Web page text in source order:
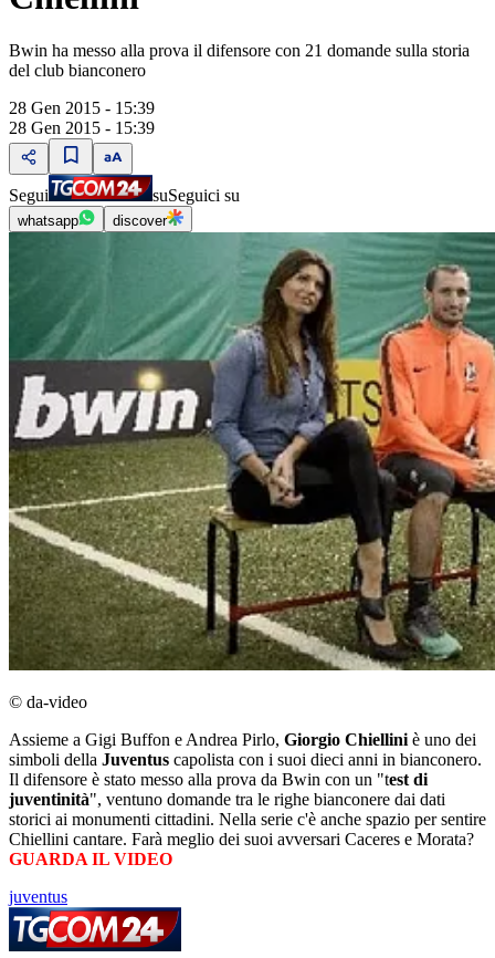
Bwin ha messo alla prova il difensore con 21 domande sulla storia
del club bianconero
28 Gen 2015 - 15:39
28 Gen 2015 - 15:39
Segui suSeguici su
whatsapp discover
© da-video
Assieme a Gigi Buffon e Andrea Pirlo, Giorgio Chiellini è uno dei
simboli della Juventus capolista con i suoi dieci anni in bianconero.
Il difensore è stato messo alla prova da Bwin con un "test di
juventinità", ventuno domande tra le righe bianconere dai dati
storici ai monumenti cittadini. Nella serie c'è anche spazio per sentire
Chiellini cantare. Farà meglio dei suoi avversari Caceres e Morata?
GUARDA IL VIDEO
juventus